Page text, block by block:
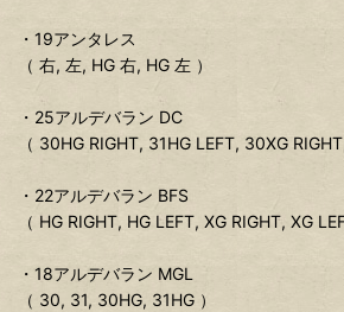
・19アンタレス
（ 右, 左, HG 右, HG 左 ）
・25アルデバラン DC
（ 30HG RIGHT, 31HG LEFT, 30XG
・22アルデバラン BFS
（ HG RIGHT, HG LEFT, XG RIGHT, XG
・18アルデバラン MGL
（ 30, 31, 30HG, 31HG ）